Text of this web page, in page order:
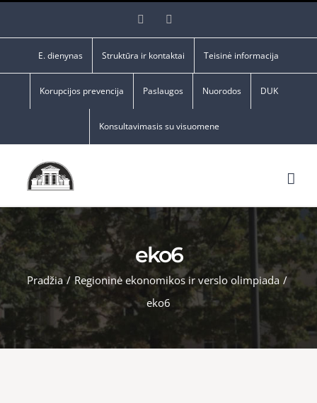
Facebook
E. dienynas Struktūra ir kontaktai Teisinė informacija
Korupcijos prevencija Paslaugos Nuorodos DUK
Konsultavimasis su visuomene
eko6
Pradžia / Regioninė ekonomikos ir verslo olimpiada /
eko6